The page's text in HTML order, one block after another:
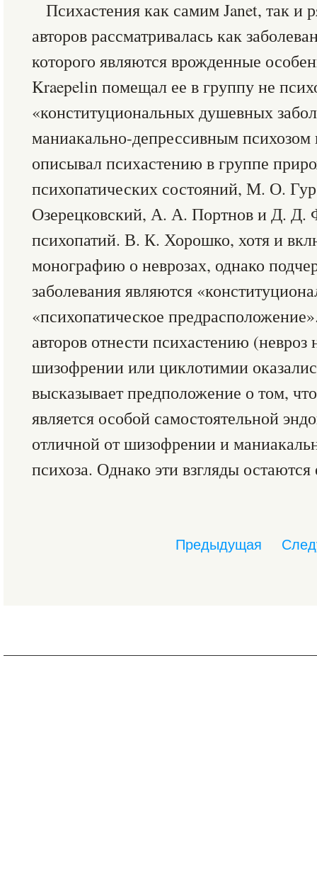
Психастения как самим Janet, так
авторов рассматривалась как
которого являются врожденные
Kraepelin помещал ее в группу не
«конституциональных душевных
маниакально-депрессивным
описывал психастению в группе
психопатических состояний, М. О.
Озерецковский, А. А. Портнов и Д. Д.
психопатий. В. К. Хорошко, хотя и
монографию о неврозах, однако
заболевания являются
«психопатическое
авторов отнести психастению
шизофрении или циклотимии
высказывает предположение о том,
является особой самостоятельной
отличной от шизофрении и
психоза. Однако эти взгляды
Предыдущая